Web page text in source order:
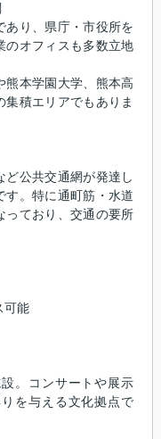
あり、県庁・市役所を
のオフィスも多数立地
熊本学園大学、熊本高
積エリアでもありま
ど公共交通網が発達し
す。特に通町筋・水道
っており、交通の要所
可能
。コンサートや展示
を与える文化拠点で